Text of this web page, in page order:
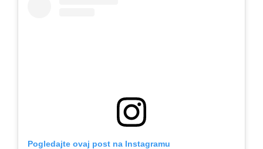
Pogledajte ovaj post na Instagramu